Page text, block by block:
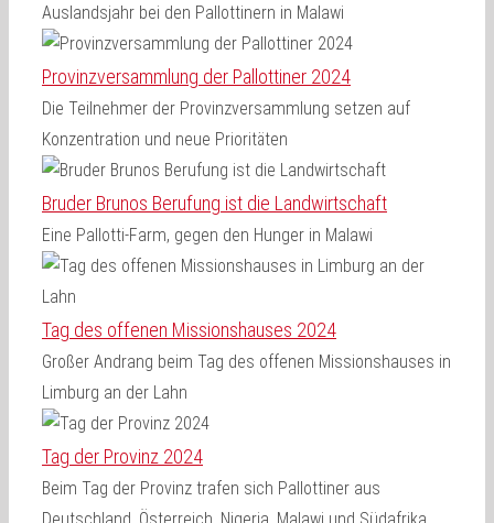
Auslandsjahr bei den Pallottinern in Malawi
Provinzversammlung der Pallottiner 2024
Die Teilnehmer der Provinzversammlung setzen auf
Konzentration und neue Prioritäten
Bruder Brunos Berufung ist die Landwirtschaft
Eine Pallotti-Farm, gegen den Hunger in Malawi
Tag des offenen Missionshauses 2024
Großer Andrang beim Tag des offenen Missionshauses in
Limburg an der Lahn
Tag der Provinz 2024
Beim Tag der Provinz trafen sich Pallottiner aus